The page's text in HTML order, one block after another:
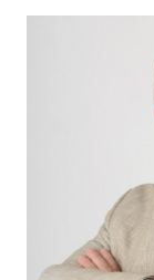
Guarda
este
comente.
Este sitio